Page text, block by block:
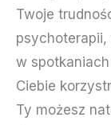
Twoje
psychoterapii,
w
Ciebie
Ty możesz